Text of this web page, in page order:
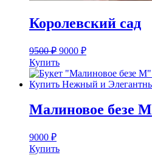
Королевский сад
9500₽ 9000 ₽
Купить
Малиновое безе M
9000 ₽
Купить